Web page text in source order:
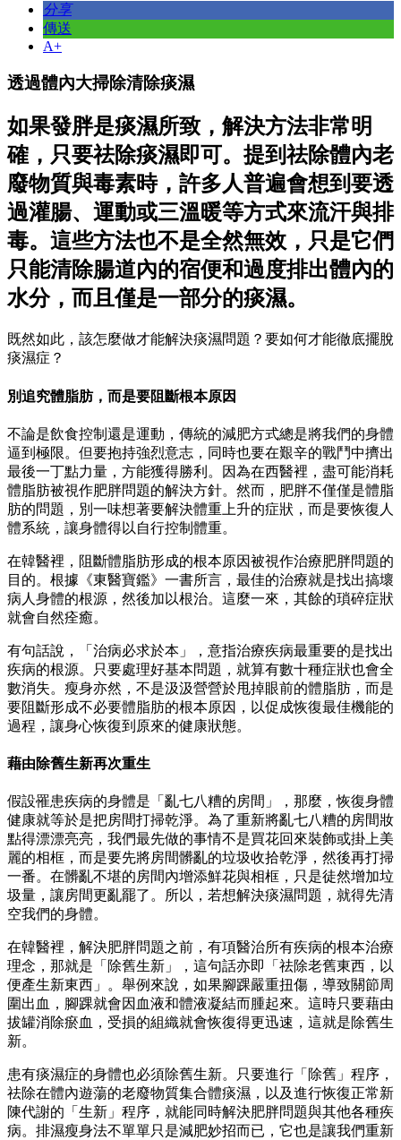
分享
傳送
A+
透過體內大掃除清除痰濕
如果發胖是痰濕所致，解決方法非常明
確，只要祛除痰濕即可。提到祛除體內老
廢物質與毒素時，許多人普遍會想到要透
過灌腸、運動或三溫暖等方式來流汗與排
毒。這些方法也不是全然無效，只是它們
只能清除腸道內的宿便和過度排出體內的
水分，而且僅是一部分的痰濕。
既然如此，該怎麼做才能解決痰濕問題？要如何才能徹底擺脫
痰濕症？
別追究體脂肪，而是要阻斷根本原因
不論是飲食控制還是運動，傳統的減肥方式總是將我們的身體
逼到極限。但要抱持強烈意志，同時也要在艱辛的戰鬥中擠出
最後一丁點力量，方能獲得勝利。因為在西醫裡，盡可能消耗
體脂肪被視作肥胖問題的解決方針。然而，肥胖不僅僅是體脂
肪的問題，別一味想著要解決體重上升的症狀，而是要恢復人
體系統，讓身體得以自行控制體重。
在韓醫裡，阻斷體脂肪形成的根本原因被視作治療肥胖問題的
目的。根據《東醫寶鑑》一書所言，最佳的治療就是找出搞壞
病人身體的根源，然後加以根治。這麼一來，其餘的瑣碎症狀
就會自然痊癒。
有句話說，「治病必求於本」，意指治療疾病最重要的是找出
疾病的根源。只要處理好基本問題，就算有數十種症狀也會全
數消失。瘦身亦然，不是汲汲營營於甩掉眼前的體脂肪，而是
要阻斷形成不必要體脂肪的根本原因，以促成恢復最佳機能的
過程，讓身心恢復到原來的健康狀態。
藉由除舊生新再次重生
假設罹患疾病的身體是「亂七八糟的房間」，那麼，恢復身體
健康就等於是把房間打掃乾淨。為了重新將亂七八糟的房間妝
點得漂漂亮亮，我們最先做的事情不是買花回來裝飾或掛上美
麗的相框，而是要先將房間髒亂的垃圾收拾乾淨，然後再打掃
一番。在髒亂不堪的房間內增添鮮花與相框，只是徒然增加垃
圾量，讓房間更亂罷了。所以，若想解決痰濕問題，就得先清
空我們的身體。
在韓醫裡，解決肥胖問題之前，有項醫治所有疾病的根本治療
理念，那就是「除舊生新」，這句話亦即「祛除老舊東西，以
便產生新東西」。舉例來說，如果腳踝嚴重扭傷，導致關節周
圍出血，腳踝就會因血液和體液凝結而腫起來。這時只要藉由
拔罐消除瘀血，受損的組織就會恢復得更迅速，這就是除舊生
新。
患有痰濕症的身體也必須除舊生新。只要進行「除舊」程序，
祛除在體內遊蕩的老廢物質集合體痰濕，以及進行恢復正常新
陳代謝的「生新」程序，就能同時解決肥胖問題與其他各種疾
病。排濕瘦身法不單單只是減肥妙招而已，它也是讓我們重新